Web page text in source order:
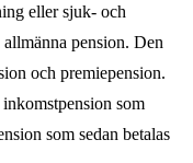
eller sjuk- och
pension. Den
och premiepension.
som
som sedan betalas